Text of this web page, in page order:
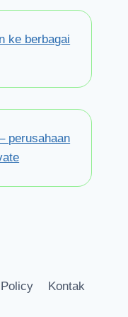
ke berbagai
perusahaan
Kontak